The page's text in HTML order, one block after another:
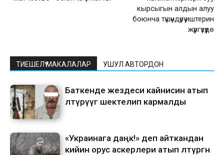
кырсыгын алдын алуу
боюнча түшүндүрүү иштерин
жүргүзүүдө
ТИЕШЕЛҮҮ МАКАЛАЛАР УШУЛ АВТОРДОН
Баткенде жездеси кайнисин атып
өлтүрүүгө шектелип кармалды
«Украинага даңк!» деп айткандан
кийин орус аскерлери атып өлтүргөн